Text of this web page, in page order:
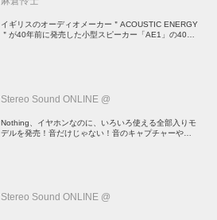
イギリスのオーディオメーカー＂ACOUSTIC ENERGY
＂が40年前に発売した小型スピーカー「AE1」の40周
Stereo Sound ONLINE @
Nothing、イヤホンなのに、いろいろ使える全部入りモ
デルを発売！音だけじゃない！音のキャプチャーや、会
Stereo Sound ONLINE @